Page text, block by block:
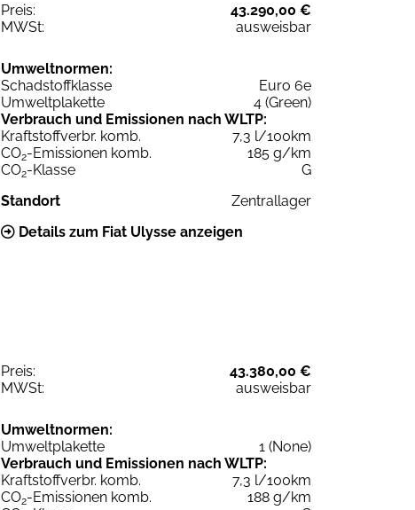
Preis:
43.290,00 €
MWSt:
ausweisbar
Umweltnormen:
Schadstoffklasse
Euro 6e
Umweltplakette
4 (Green)
Verbrauch und Emissionen nach WLTP:
Kraftstoffverbr. komb.
7,3 l/100km
CO2-Emissionen komb.
185 g/km
CO2-Klasse
G
Standort
Zentrallager
Details zum Fiat Ulysse anzeigen
Preis:
43.380,00 €
MWSt:
ausweisbar
Umweltnormen:
Umweltplakette
1 (None)
Verbrauch und Emissionen nach WLTP:
Kraftstoffverbr. komb.
7,3 l/100km
CO2-Emissionen komb.
188 g/km